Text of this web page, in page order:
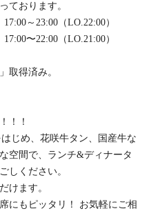
ております。
～23:00（LO.22:00）
〜22:00（LO.21:00）
取得済み。
！！
じめ、花咲牛タン、国産牛な
空間で、ランチ&ディナータ
しください。
けます。
にもピッタリ！ お気軽にご相